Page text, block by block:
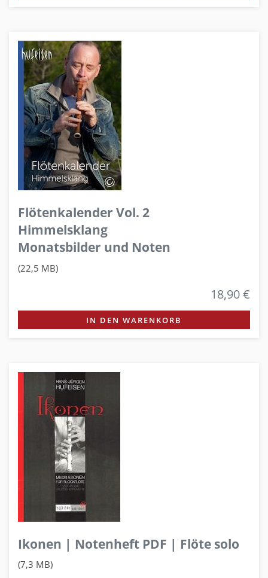
Flötenkalender Vol. 2
Himmelsklang
Monatsbilder und Noten
(22,5 MB)
18,90 €
IN DEN WARENKORB
Ikonen | Notenheft PDF | Flöte solo
(7,3 MB)